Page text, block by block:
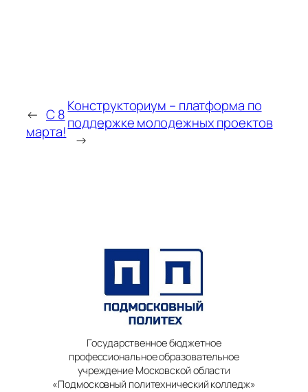
← С 8
марта!
Конструкториум – платформа по
поддержке молодежных проектов
→
Государственное бюджетное
профессиональное образовательное
учреждение Московской области
«Подмосковный политехнический колледж»